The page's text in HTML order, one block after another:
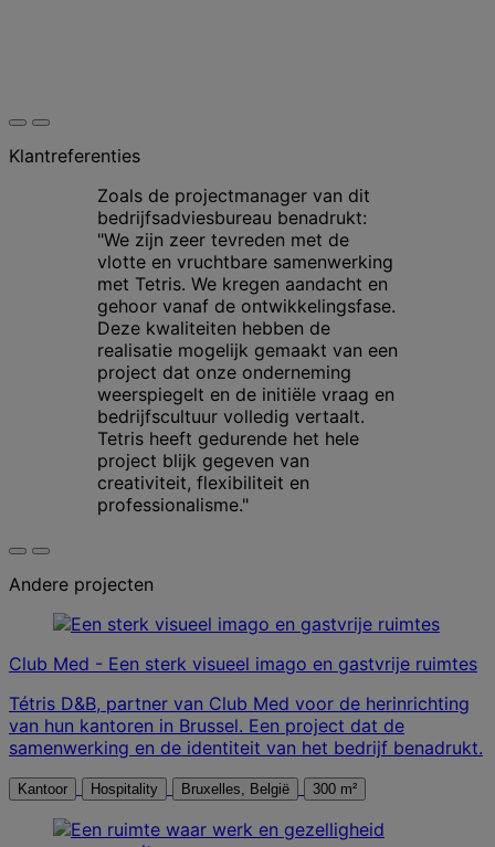
Klantreferenties
Zoals de projectmanager van dit
bedrijfsadviesbureau benadrukt:
"We zijn zeer tevreden met de
vlotte en vruchtbare samenwerking
met Tetris. We kregen aandacht en
gehoor vanaf de ontwikkelingsfase.
Deze kwaliteiten hebben de
realisatie mogelijk gemaakt van een
project dat onze onderneming
weerspiegelt en de initiële vraag en
bedrijfscultuur volledig vertaalt.
Tetris heeft gedurende het hele
project blijk gegeven van
creativiteit, flexibiliteit en
professionalisme."
Andere projecten
Club Med - Een sterk visueel imago en gastvrije ruimtes
Tétris D&B, partner van Club Med voor de herinrichting
van hun kantoren in Brussel. Een project dat de
samenwerking en de identiteit van het bedrijf benadrukt.
Kantoor Hospitality Bruxelles, België 300 m²